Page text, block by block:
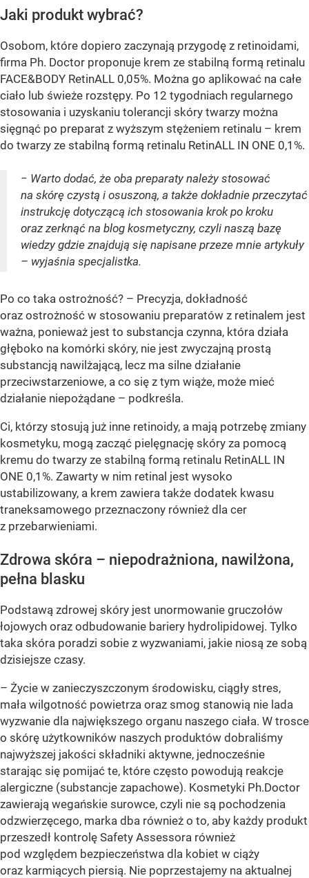
Jaki produkt wybrać?
Osobom, które dopiero zaczynają przygodę z retinoidami,
firma Ph. Doctor proponuje krem ze stabilną formą retinalu
FACE&BODY RetinALL 0,05%. Można go aplikować na całe
ciało lub świeże rozstępy. Po 12 tygodniach regularnego
stosowania i uzyskaniu tolerancji skóry twarzy można
sięgnąć po preparat z wyższym stężeniem retinalu – krem
do twarzy ze stabilną formą retinalu RetinALL IN ONE 0,1%.
− Warto dodać, że oba preparaty należy stosować
na skórę czystą i osuszoną, a także dokładnie przeczytać
instrukcję dotyczącą ich stosowania krok po kroku
oraz zerknąć na blog kosmetyczny, czyli naszą bazę
wiedzy gdzie znajdują się napisane przeze mnie artykuły
– wyjaśnia specjalistka.
Po co taka ostrożność? – Precyzja, dokładność
oraz ostrożność w stosowaniu preparatów z retinalem jest
ważna, ponieważ jest to substancja czynna, która działa
głęboko na komórki skóry, nie jest zwyczajną prostą
substancją nawilżającą, lecz ma silne działanie
przeciwstarzeniowe, a co się z tym wiąże, może mieć
działanie niepożądane – podkreśla.
Ci, którzy stosują już inne retinoidy, a mają potrzebę zmiany
kosmetyku, mogą zacząć pielęgnację skóry za pomocą
kremu do twarzy ze stabilną formą retinalu RetinALL IN
ONE 0,1%. Zawarty w nim retinal jest wysoko
ustabilizowany, a krem zawiera także dodatek kwasu
traneksamowego przeznaczony również dla cer
z przebarwieniami.
Zdrowa skóra – niepodrażniona, nawilżona,
pełna blasku
Podstawą zdrowej skóry jest unormowanie gruczołów
łojowych oraz odbudowanie bariery hydrolipidowej. Tylko
taka skóra poradzi sobie z wyzwaniami, jakie niosą ze sobą
dzisiejsze czasy.
– Życie w zanieczyszczonym środowisku, ciągły stres,
mała wilgotność powietrza oraz smog stanowią nie lada
wyzwanie dla największego organu naszego ciała. W trosce
o skórę użytkowników naszych produktów dobraliśmy
najwyższej jakości składniki aktywne, jednocześnie
starając się pomijać te, które często powodują reakcje
alergiczne (substancje zapachowe). Kosmetyki Ph.Doctor
zawierają wegańskie surowce, czyli nie są pochodzenia
odzwierzęcego, marka dba również o to, aby każdy produkt
przeszedł kontrolę Safety Assessora również
pod względem bezpieczeństwa dla kobiet w ciąży
oraz karmiących piersią. Nie poprzestajemy na aktualnej